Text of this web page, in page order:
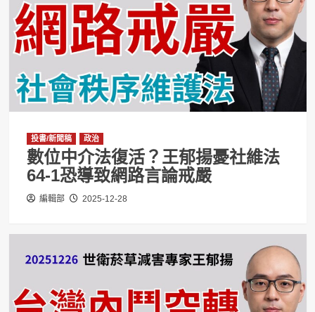
投書/新聞稿 政治
數位中介法復活？王郁揚憂社維法
64-1恐導致網路言論戒嚴
編輯部 2025-12-28